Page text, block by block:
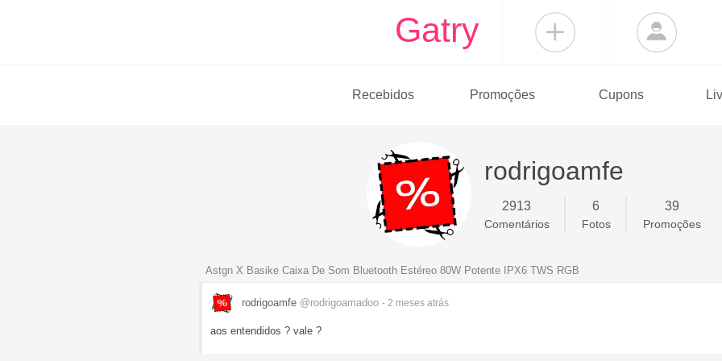
Gatry
Recebidos Promoções Cupons
rodrigoamfe
2913
Comentários
6
Fotos
39
Promoções
Astgn X Basike Caixa De Som Bluetooth Estéreo 80W Potente IPX6 TWS RGB
rodrigoamfe @rodrigoamadoo - 2 meses atrás
aos entendidos ? vale ?